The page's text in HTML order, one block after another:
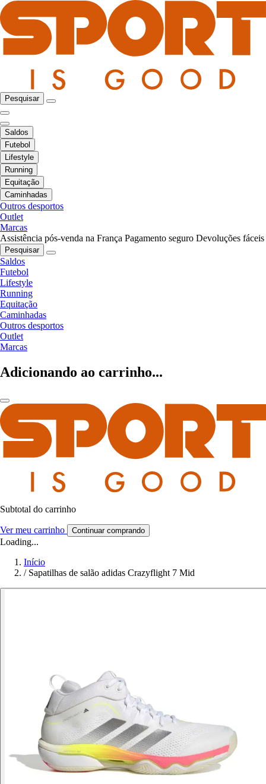
Pesquisar
Saldos
Futebol
Lifestyle
Running
Equitação
Caminhadas
Outros desportos
Outlet
Marcas
Assistência pós-venda na França Pagamento seguro Devoluções fáceis
Pesquisar
Saldos
Futebol
Lifestyle
Running
Equitação
Caminhadas
Outros desportos
Outlet
Marcas
Adicionando ao carrinho...
Subtotal do carrinho
Ver meu carrinho Continuar comprando
Loading...
Início
/ Sapatilhas de salão adidas Crazyflight 7 Mid